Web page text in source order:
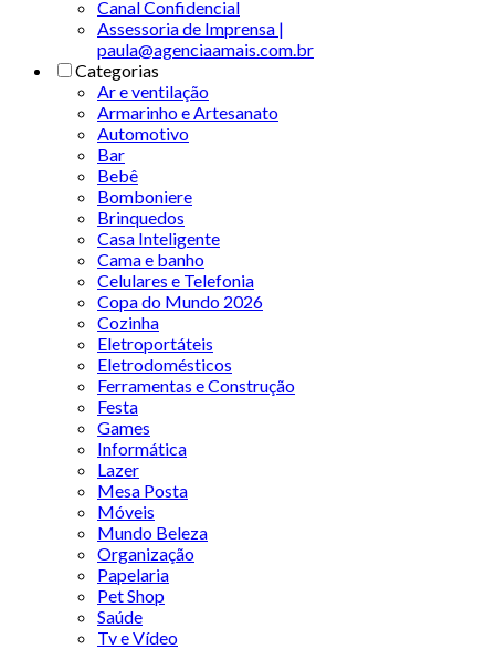
Canal Confidencial
Assessoria de Imprensa |
paula@agenciaamais.com.br
Categorias
Ar e ventilação
Armarinho e Artesanato
Automotivo
Bar
Bebê
Bomboniere
Brinquedos
Casa Inteligente
Cama e banho
Celulares e Telefonia
Copa do Mundo 2026
Cozinha
Eletroportáteis
Eletrodomésticos
Ferramentas e Construção
Festa
Games
Informática
Lazer
Mesa Posta
Móveis
Mundo Beleza
Organização
Papelaria
Pet Shop
Saúde
Tv e Vídeo